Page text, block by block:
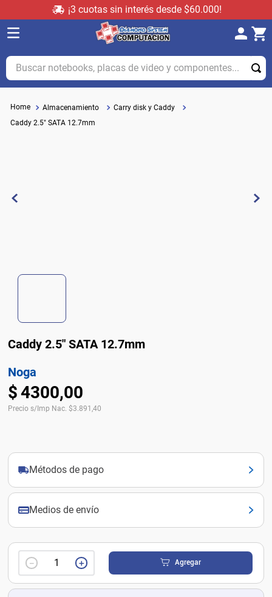
¡3 cuotas sin interés desde $60.000!
Buscar notebooks, placas de video y componentes...
Almacenamiento
Carry disk y Caddy
Caddy 2.5" SATA 12.7mm
Caddy 2.5" SATA 12.7mm
Noga
$4300,00
Precio s/Imp Nac. $3.891,40
Métodos de pago
Medios de envío
＋
－ Agregar